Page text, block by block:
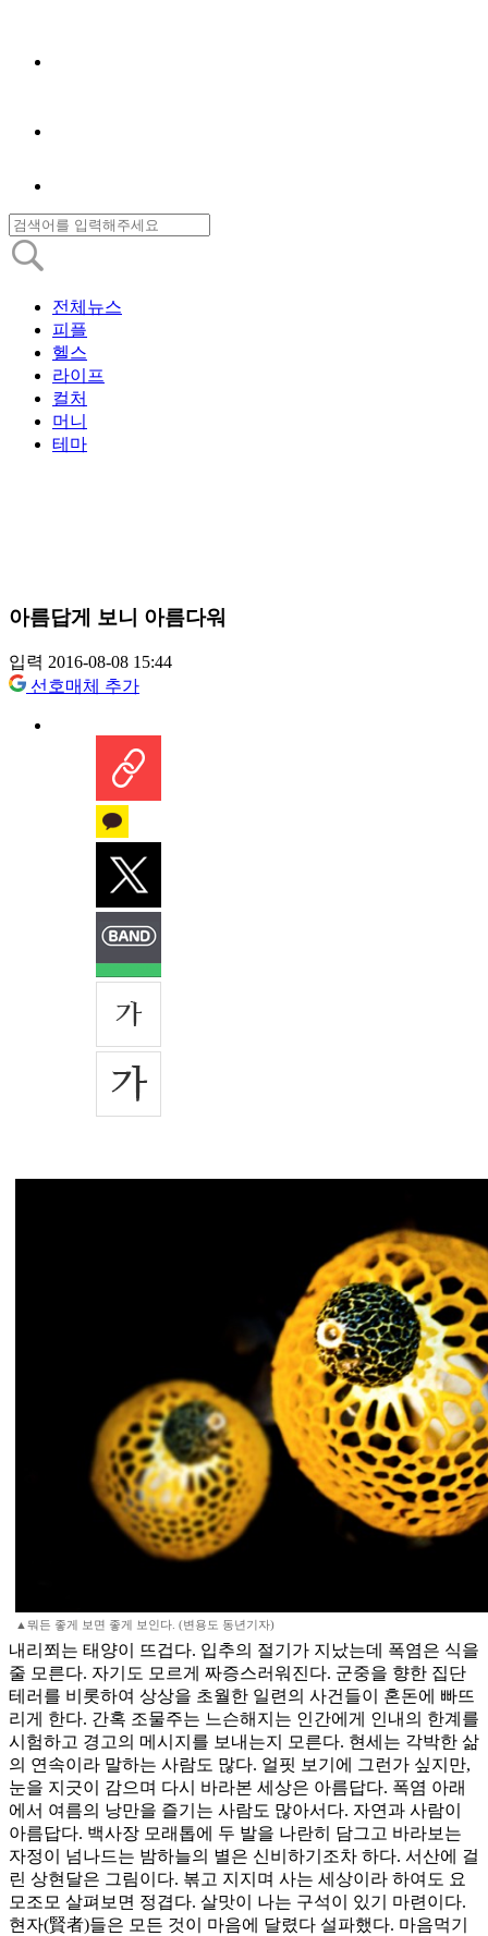
전체뉴스
피플
헬스
라이프
컬처
머니
테마
아름답게 보니 아름다워
입력 2016-08-08 15:44
선호매체 추가
▲뭐든 좋게 보면 좋게 보인다. (변용도 동년기자)
내리쬐는 태양이 뜨겁다. 입추의 절기가 지났는데 폭염은 식을
줄 모른다. 자기도 모르게 짜증스러워진다. 군중을 향한 집단
테러를 비롯하여 상상을 초월한 일련의 사건들이 혼돈에 빠뜨
리게 한다. 간혹 조물주는 느슨해지는 인간에게 인내의 한계를
시험하고 경고의 메시지를 보내는지 모른다. 현세는 각박한 삶
의 연속이라 말하는 사람도 많다. 얼핏 보기에 그런가 싶지만,
눈을 지긋이 감으며 다시 바라본 세상은 아름답다. 폭염 아래
에서 여름의 낭만을 즐기는 사람도 많아서다. 자연과 사람이
아름답다. 백사장 모래톱에 두 발을 나란히 담그고 바라보는
자정이 넘나드는 밤하늘의 별은 신비하기조차 하다. 서산에 걸
린 상현달은 그림이다. 볶고 지지며 사는 세상이라 하여도 요
모조모 살펴보면 정겹다. 살맛이 나는 구석이 있기 마련이다.
현자(賢者)들은 모든 것이 마음에 달렸다 설파했다. 마음먹기